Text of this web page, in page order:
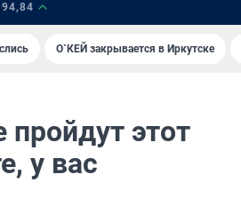
94,84
О`КЕЙ закрывается в Иркутске
этот
у вас